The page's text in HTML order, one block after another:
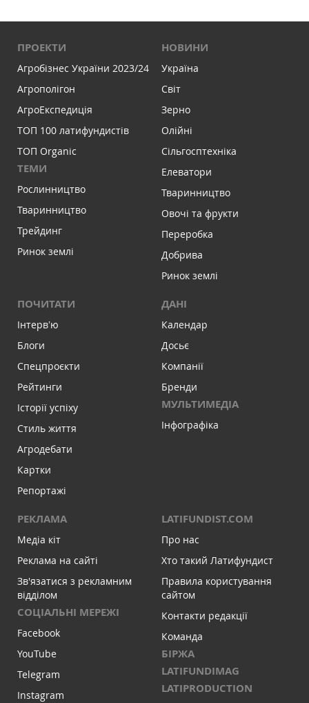
ПРОЕКТИ
Агробізнес України 2023/24
Агрополігон
АгроЕкспедиція
ТОП 100 латифундистів
ТОП Organic
ТЕМИ
Рослинництво
Тваринництво
Трейдинг
Ринок землі
НОВИНИ
Україна
Світ
Зерно
Олійні
Сільгосптехніка
Елеватори
Тваринництво
Овочі та фрукти
Переробка
Добрива
Ринок землі
ПОЧИТАТИ
Інтервʼю
Блоги
Спецпроєкти
Рейтинги
Історії успіху
Стиль життя
Агродебати
Картки
Репортажі
ДАНІ
Календар
Досьє
Компанії
Бренди
МУЛЬТИМЕДІА
Інфографіка
РЕКЛАМА
Медіа кіт
Реклама на сайті
Зв'язатися з рекламним
відділом
СОЦІАЛЬНІ МЕРЕЖІ
Facebook
YouTube
Telegram
Instagram
LATIFUNDIST.COM
Про нас
Хто такий Латифундист
Правила користування
сайтом
Контакти редакції
Команда
БІРЖА
LATIFUNDIMAG
LATIPRODUCTION